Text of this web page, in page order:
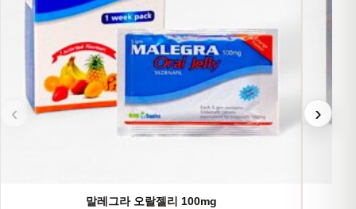
말레그라 오랄젤리 100mg
‹ ›